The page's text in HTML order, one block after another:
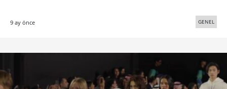
9 ay önce GENEL